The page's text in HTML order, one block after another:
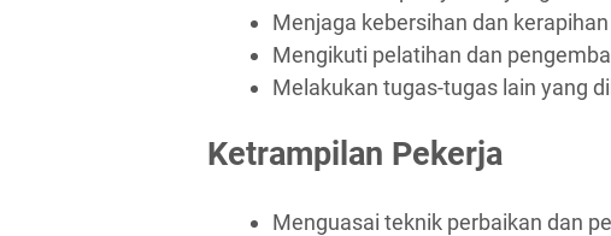
Menjaga kebersihan dan
Mengikuti pelatihan dan
Melakukan tugas-tugas lain yang
Ketrampilan Pekerja
Menguasai teknik perbaikan dan